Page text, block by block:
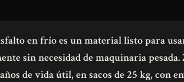
en frío es un material listo para
sin necesidad de maquinaria pesada.
de vida útil, en sacos de 25 kg, con